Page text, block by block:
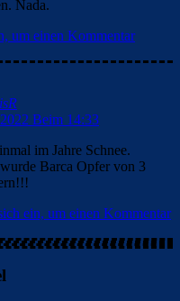
Nada.
um einen Kommentar
Beim 14:33
im Jahre Schnee.
Barca Opfer von 3
ein, um einen Kommentar